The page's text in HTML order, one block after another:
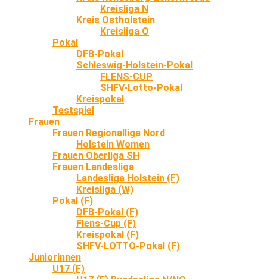
Kreisliga N
Kreis Ostholstein
Kreisliga O
Pokal
DFB-Pokal
Schleswig-Holstein-Pokal
FLENS-CUP
SHFV-Lotto-Pokal
Kreispokal
Testspiel
Frauen
Frauen Regionalliga Nord
Holstein Women
Frauen Oberliga SH
Frauen Landesliga
Landesliga Holstein (F)
Kreisliga (W)
Pokal (F)
DFB-Pokal (F)
Flens-Cup (F)
Kreispokal (F)
SHFV-LOTTO-Pokal (F)
Juniorinnen
U17 (F)